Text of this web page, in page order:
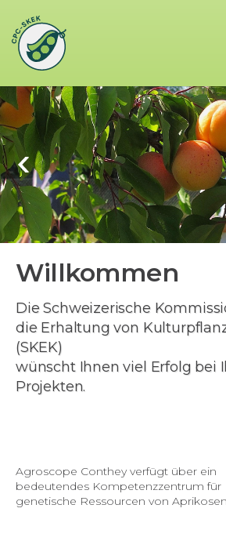
Willkommen
Die Schweizerische
die Erhaltung von
(SKEK)
wünscht Ihnen viel Erfolg bei
Projekten.
Agroscope Conthey verfügt über ein
bedeutendes Kompetenzzentrum für
genetische Ressourcen von